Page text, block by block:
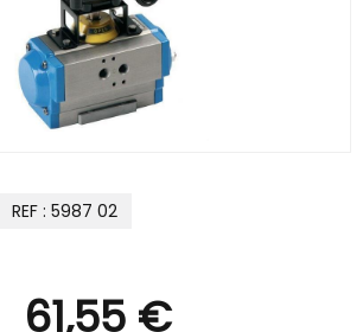
REF : 5987 02
61,55 €